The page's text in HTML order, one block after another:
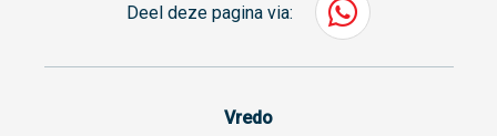
Deel deze pagina via:
Vredo